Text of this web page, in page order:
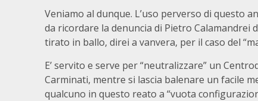
Veniamo al dunque. L’uso perverso di questo
da ricordare la denuncia di Pietro Calamandrei
tirato in ballo, direi a vanvera, per il caso del
E’ servito e serve per “neutralizzare” un
Carminati, mentre si lascia balenare un facile
qualcuno in questo reato a “vuota